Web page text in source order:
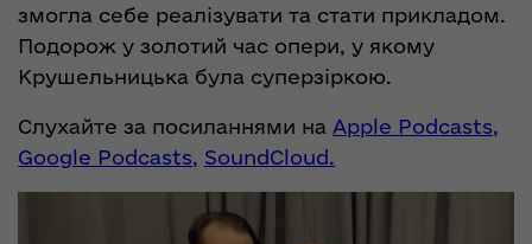
змогла себе реалізувати та стати прикладом.
Подорож у золотий час опери, у якому
Крушельницька була суперзіркою.
Слухайте за посиланнями на Apple Podcasts,
Google Podcasts, SoundCloud.